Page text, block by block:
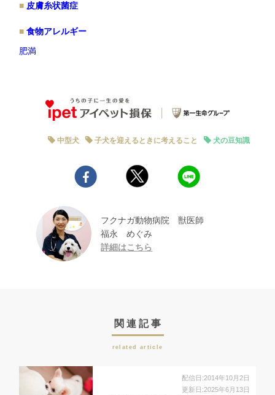
皮膚糸状菌症
食物アレルギー
肥満
中型犬 子犬を迎えるときに考えること 犬の豆知識
フクナガ動物病院 獣医師
福永 めぐみ
詳細はこちら
関連記事
related article
配信日:2014年10月2日
更新日:2025年6月13日